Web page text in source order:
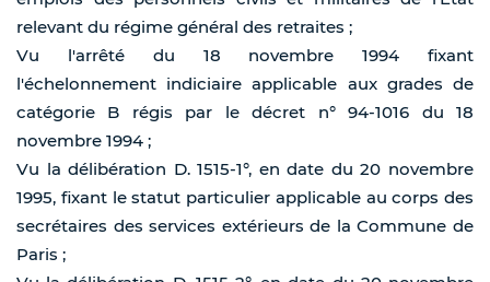
relevant du régime général des retraites ;
Vu l'arrêté du 18 novembre 1994 fixant
l'échelonnement indiciaire applicable aux grades de
catégorie B régis par le décret n° 94-1016 du 18
novembre 1994 ;
Vu la délibération D. 1515-1°, en date du 20 novembre
1995, fixant le statut particulier applicable au corps des
secrétaires des services extérieurs de la Commune de
Paris ;